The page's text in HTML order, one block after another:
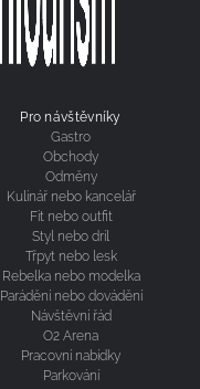
Pro návštěvníky
Gastro
Obchody
Odměny
Kulinář nebo kancelář
Fit nebo outfit
Styl nebo dril
Třpyt nebo lesk
Rebelka nebo modelka
Parádění nebo dovádění
Návštěvní řád
O2 Arena
Pracovní nabídky
Parkování